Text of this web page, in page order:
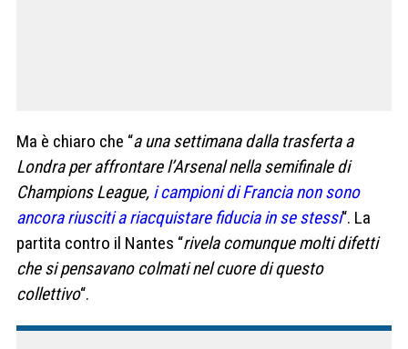
Ma è chiaro che “a una settimana dalla trasferta a
Londra per affrontare l’Arsenal nella semifinale di
Champions League, i campioni di Francia non sono
ancora riusciti a riacquistare fiducia in se stessi“. La
partita contro il Nantes “rivela comunque molti difetti
che si pensavano colmati nel cuore di questo
collettivo“.